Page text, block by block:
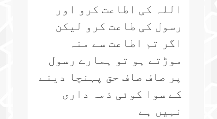
اللہ کی اطاعت کرو اور
رسول کی طاعت کرو لیکن
اگر تم اطاعت سے منہ
موڑتے ہو تو ہمارے رسول
پر صاف صاف حق پہنچا دینے
کے سوا کوئی ذمہ داری
نہیں ہے